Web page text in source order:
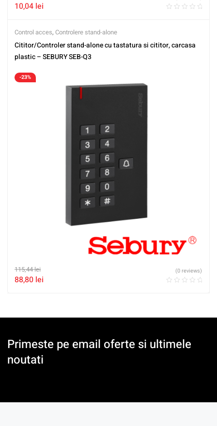
10,04 lei
Control acces, Controlere stand-alone
Cititor/Controler stand-alone cu tastatura si cititor, carcasa
plastic – SEBURY SEB-Q3
-23%
115,44lei
88,80 lei
(0 reviews)
Primeste pe email oferte si ultimele
noutati